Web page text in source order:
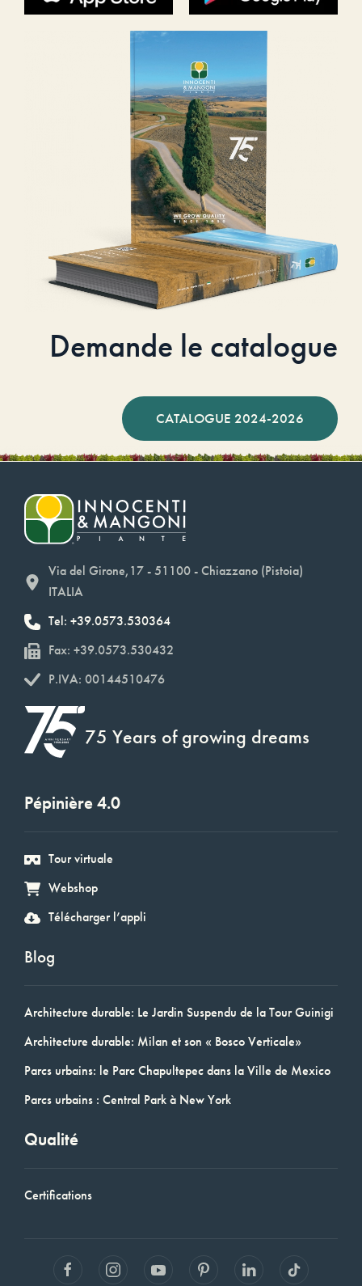
Demande le catalogue
CATALOGUE 2024-2026
Via del Girone,17 - 51100 - Chiazzano (Pistoia)
ITALIA
Tel: +39.0573.530364
Fax: +39.0573.530432
P.IVA: 00144510476
75 Years of growing dreams
Pépinière 4.0
Tour virtuale
Webshop
Télécharger l’appli
Blog
Architecture durable: Le Jardin Suspendu de la Tour Guinigi
Architecture durable: Milan et son « Bosco Verticale»
Parcs urbains: le Parc Chapultepec dans la Ville de Mexico
Parcs urbains : Central Park à New York
Qualité
Certifications